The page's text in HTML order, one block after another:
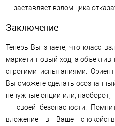
заставляет взломщика
Заключение
Теперь Вы знаете, что класс
маркетинговый ход, а
строгими испытаниями.
Вы сможете сделать
ненужные опции или,
— своей безопасности.
вложение в Ваше